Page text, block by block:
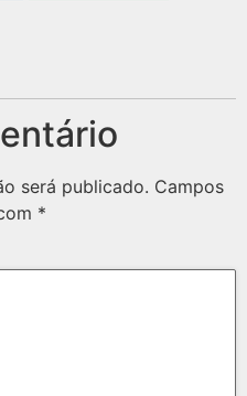
será publicado. Campos
*